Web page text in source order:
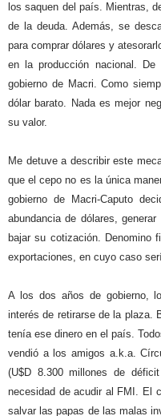
los saquen del país. Mientras,
de la deuda. Además, se
para comprar dólares y
en la producción nacional.
gobierno de Macri. Como
dólar barato. Nada es mejor
su valor.
Me detuve a describir este
que el cepo no es la única
gobierno de Macri-Caputo
abundancia de dólares,
bajar su cotización. Denomino
exportaciones, en cuyo caso
A los dos años de gobierno,
interés de retirarse de la plaza.
tenía ese dinero en el país.
vendió a los amigos a.k.a.
(U$D 8.300 millones de
necesidad de acudir al FMI. El
salvar las papas de las malas